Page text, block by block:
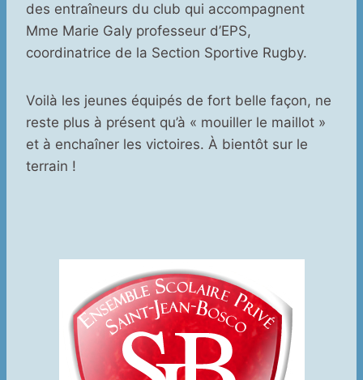
des entraîneurs du club qui accompagnent
Mme Marie Galy professeur d’EPS,
coordinatrice de la Section Sportive Rugby.
Voilà les jeunes équipés de fort belle façon, ne
reste plus à présent qu’à « mouiller le maillot »
et à enchaîner les victoires. À bientôt sur le
terrain !